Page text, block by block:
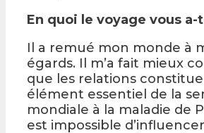
En quoi le voyage vous a-
Il a remué mon monde à
égards. Il m’a fait mieux
que les relations
élément essentiel de la
mondiale à la maladie de
est impossible